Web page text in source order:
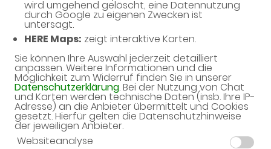
wird umgehend gelöscht, eine Datennutzung
durch Google zu eigenen Zwecken ist
untersagt.
HERE Maps: zeigt interaktive Karten.
Sie können Ihre Auswahl jederzeit detailliert
anpassen. Weitere Informationen und die
Möglichkeit zum Widerruf finden Sie in unserer
Datenschutzerklärung. Bei der Nutzung von Chat
und Karten werden technische Daten (insb. Ihre IP-
Adresse) an die Anbieter übermittelt und Cookies
gesetzt. Hierfür gelten die Datenschutzhinweise
der jeweiligen Anbieter.
Websiteanalyse
Reservierung
Apotheke im Marktkauf
Neustadter Str. 199, 96515 Sonneberg
Eine Bearbeitung und Abholung der unverbindlichen
Arzneimittel-Reservierung ist nur während der
Öffnungszeiten möglich.